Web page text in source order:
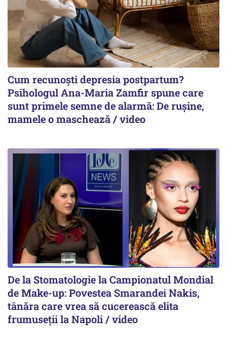
Cum recunoști depresia postpartum?
Psihologul Ana-Maria Zamfir spune care
sunt primele semne de alarmă: De rușine,
mamele o maschează / video
De la Stomatologie la Campionatul Mondial
de Make-up: Povestea Smarandei Nakis,
tânăra care vrea să cucerească elita
frumuseții la Napoli / video